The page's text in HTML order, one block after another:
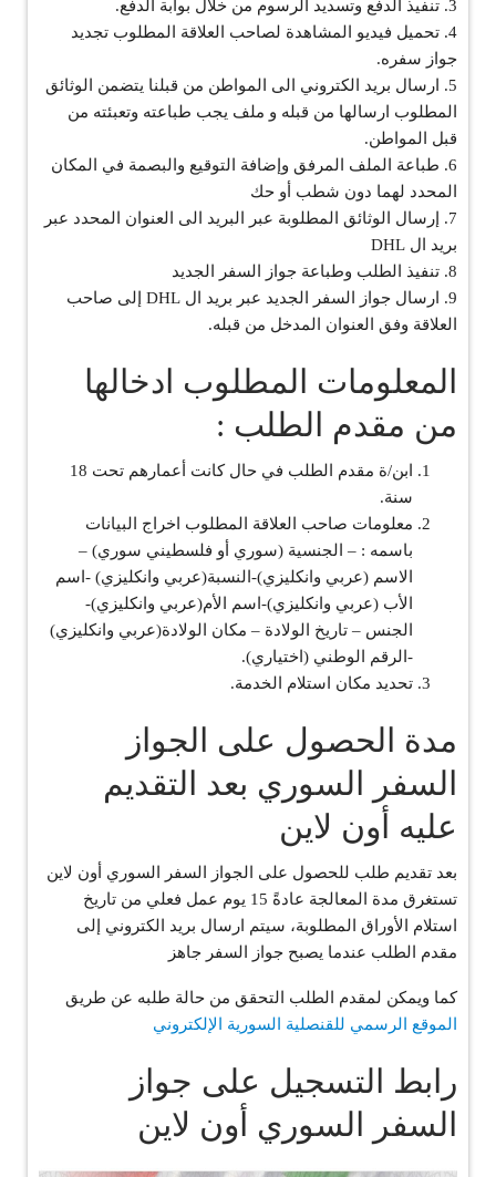
3. تنفيذ الدفع وتسديد الرسوم من خلال بوابة الدفع.
4. تحميل فيديو المشاهدة لصاحب العلاقة المطلوب تجديد
جواز سفره.
5. ارسال بريد الكتروني الى المواطن من قبلنا يتضمن الوثائق
المطلوب ارسالها من قبله و ملف يجب طباعته وتعبئته من
قبل المواطن.
6. طباعة الملف المرفق وإضافة التوقيع والبصمة في المكان
المحدد لهما دون شطب أو حك
7. إرسال الوثائق المطلوبة عبر البريد الى العنوان المحدد عبر
بريد ال DHL
8. تنفيذ الطلب وطباعة جواز السفر الجديد
9. ارسال جواز السفر الجديد عبر بريد ال DHL إلى صاحب
العلاقة وفق العنوان المدخل من قبله.
المعلومات المطلوب ادخالها
من مقدم الطلب :
ابن/ة مقدم الطلب في حال كانت أعمارهم تحت 18
سنة.
معلومات صاحب العلاقة المطلوب اخراج البيانات
باسمه : – الجنسية (سوري أو فلسطيني سوري) –
الاسم (عربي وانكليزي)-النسبة(عربي وانكليزي) -اسم
الأب (عربي وانكليزي)-اسم الأم(عربي وانكليزي)-
الجنس – تاريخ الولادة – مكان الولادة(عربي وانكليزي)
-الرقم الوطني (اختياري).
تحديد مكان استلام الخدمة.
مدة الحصول على الجواز
السفر السوري بعد التقديم
عليه أون لاين
بعد تقديم طلب للحصول على الجواز السفر السوري أون لاين
تستغرق مدة المعالجة عادةً 15 يوم عمل فعلي من تاريخ
استلام الأوراق المطلوبة، سيتم ارسال بريد الكتروني إلى
مقدم الطلب عندما يصبح جواز السفر جاهز
كما ويمكن لمقدم الطلب التحقق من حالة طلبه عن طريق
الموقع الرسمي للقنصلية السورية
الإلكتروني
رابط التسجيل على جواز
السفر السوري أون لاين